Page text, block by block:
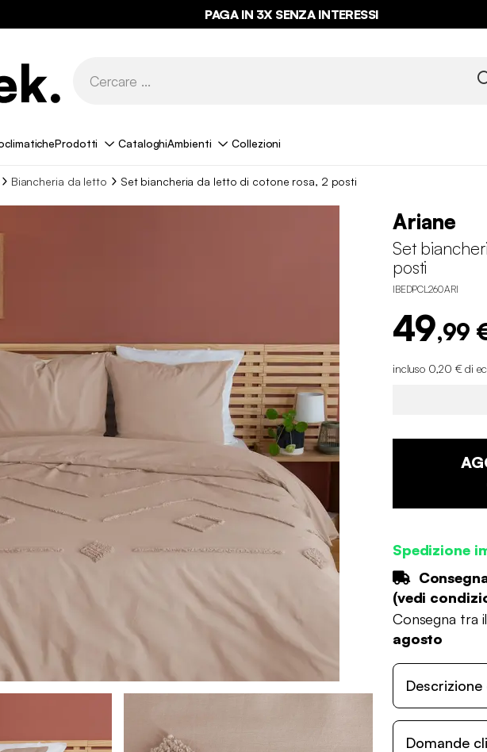
PAGA IN 3X SENZA INTERESSI
Prodotti CataloghiAmbienti Collezioni
Biancheria da letto Set biancheria da letto di cotone rosa, 2 posti
Ariane
Set
posti
IBEDPCL260ARI
49,99
incluso 0,20 € di
Spedizione
(vedi
Consegna tra il
agosto
Domande